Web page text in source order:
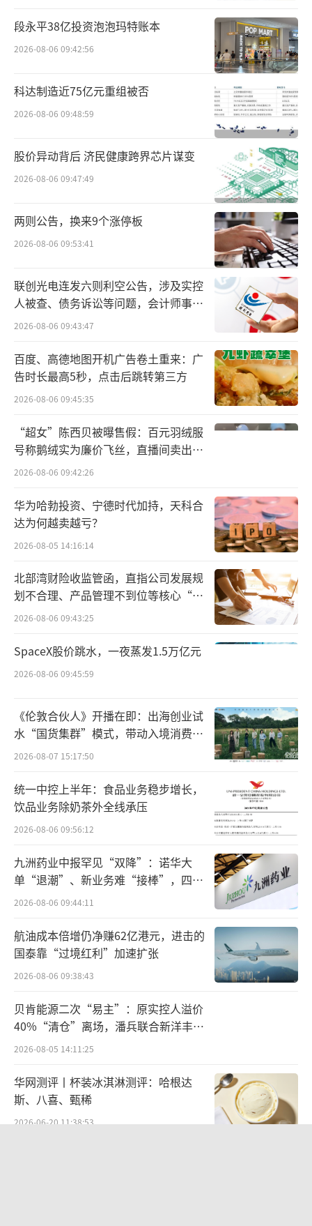
据悉，家的电器成立于2007年，是国家高
新技术企业，拥有国家级CNAS实验室，且参与
了开关插座新国标的起草工作。其核心产
品“超级点”复位开关曾斩获德国红点设计大
奖，凭借过硬产品力与传统翘板开关形成差异
化竞争。
对于入局排插领域的原因，匡建表示：从
用户角度，长期单一品牌主导市场不利于消费
者拥有更多选择；从行业角度，产品创新仍有
打破现有格局的空间；从企业自身发展角度，
在智能家居建材市场整体萎缩的背景下，需向
生活电器品类拓展以寻找新增量。
对于家的电器进入插排市场，行业头部企
业公牛集团人士对中华网财经表示，公牛集团
欢迎竞争，但需要公平公正的竞争环境。
于公牛集团广泛使用的广告语“10户中国家
庭，7户用公牛”及其附带的“小字备注”。20
24年起，家的电器明显感受到市场压力，经销
商反馈公牛品牌声量强劲，消费者频繁将两者
对比，尤其在装饰公司渠道，“10户7用”的广
告语形成极强的引流效果。经深入研究，家的
电器认为该广告语在墙壁开关插座品类（公牛
业务板块之一）中的表述与实际情况不符，且
以小字体标注的数据来源（源于其插座等电连
法》，破坏行业公平竞争环境。
步挤压同行生存空间。因此，自2025年8月起，
家的电器通过自媒体发布视频，对公牛该广告
语的合规性提出质疑，并开展相关产品对比测
评。此举引发公牛集团关注，2025年11月20
日，家的电器收到公牛发出的律师函，指控其
行为构成商业诋毁和不正当竞争，要求删稿、
道歉并赔偿。经内部评估，家的电器认为自身
陈述基于事实，在回函中拒绝了上述要求，并
表示愿意通过法律途径解决争议。
随后，公牛集团向浙江省慈溪市人民法院
提起诉讼，索赔经济损失420万元及合理开支近
6万元，案件于2025年12月5日正式立案。针对
务所柏伟介绍，公司已向慈溪市人民法院提出
管辖权异议，认为此类侵权纠纷应由被告所在
院）管辖，目前该案处于管辖权异议处理阶
段。
段永平38亿投资泡泡玛特账本
2026-08-06 09:42:56
科达制造近75亿元重组被否
2026-08-06 09:48:59
股价异动背后 济民健康跨界芯片谋变
2026-08-06 09:47:49
两则公告，换来9个涨停板
2026-08-06 09:53:41
联创光电连发六则利空公告，涉及实控
人被查、债务诉讼等问题，会计师事务
所曾出具“保留意见”
2026-08-06 09:43:47
百度、高德地图开机广告卷土重来：广
告时长最高5秒，点击后跳转第三方
2026-08-06 09:45:35
“超女”陈西贝被曝售假：百元羽绒服
号称鹅绒实为廉价飞丝，直播间卖出超
百万元
2026-08-06 09:42:26
华为哈勃投资、宁德时代加持，天科合
达为何越卖越亏？
2026-08-05 14:16:14
北部湾财险收监管函，直指公司发展规
划不合理、产品管理不到位等核心“痛
点”
2026-08-06 09:43:25
SpaceX股价跳水，一夜蒸发1.5万亿元
2026-08-06 09:45:59
《伦敦合伙人》开播在即：出海创业试
水“国货集群”模式，带动入境消费反
向种草
2026-08-07 15:17:50
统一中控上半年：食品业务稳步增长，
饮品业务除奶茶外全线承压
2026-08-06 09:56:12
九洲药业中报罕见“双降”：诺华大
单“退潮”、新业务难“接棒”，四大
难关待闯
2026-08-06 09:44:11
航油成本倍增仍净赚62亿港元，进击的
国泰靠“过境红利”加速扩张
2026-08-06 09:38:43
贝肯能源二次“易主”：原实控人溢价
40%“清仓”离场，潘兵联合新洋丰、
宏科百世拟入主
2026-08-05 14:11:25
华网测评丨杯装冰淇淋测评：哈根达
斯、八喜、甄稀
2026-06-20 11:38:53